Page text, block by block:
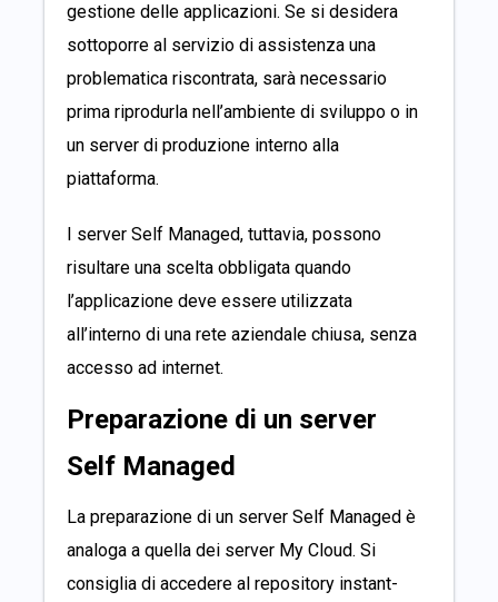
gestione delle applicazioni. Se si desidera
sottoporre al servizio di assistenza una
problematica riscontrata, sarà necessario
prima riprodurla nell’ambiente di sviluppo o in
un server di produzione interno alla
piattaforma.
I server Self Managed, tuttavia, possono
risultare una scelta obbligata quando
l’applicazione deve essere utilizzata
all’interno di una rete aziendale chiusa, senza
accesso ad internet.
Preparazione di un server
Self Managed
La preparazione di un server Self Managed è
analoga a quella dei server My Cloud. Si
consiglia di accedere al repository instant-